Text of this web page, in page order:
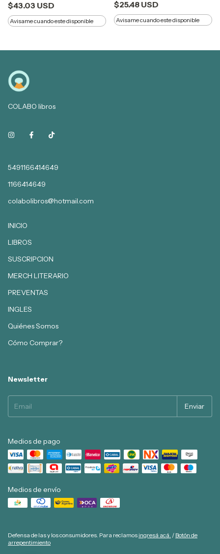
$43.03 USD
Avisame cuando este disponible
$25.48 USD
Avisame cuando este disponible
COLABO libros
5491166414649
1166414649
colabolibros@hotmail.com
INICIO
LIBROS
SUSCRIPCION
MERCH LITERARIO
PREVENTAS
INGLES
Quiénes Somos
Cómo Comprar?
Newsletter
Medios de pago
Medios de envío
Defensa de las y los consumidores. Para reclamos ingresá acá. / Botón de
arrepentimiento